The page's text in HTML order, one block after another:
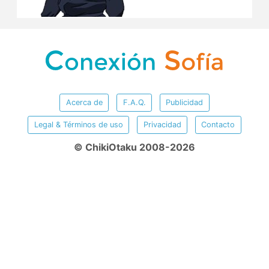
Acerca de F.A.Q. Publicidad
Legal & Términos de uso Privacidad Contacto
© ChikiOtaku 2008-2026